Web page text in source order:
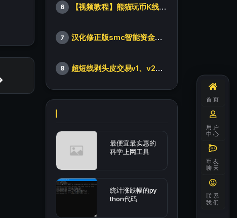
6 【视频教程】熊猫玩币K线后的秘密（全集）
7 汉化修正版smc智能资金订单指标
8 超短线剥头皮交易v1、v2版本
最便宜最实惠的
科学上网工具
统计涨跌幅的py
thon代码
首页
用户
中心
币友
聊天
联系
我们